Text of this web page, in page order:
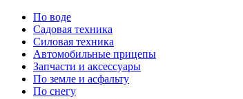
По воде
Садовая техника
Силовая техника
Автомобильные прицепы
Запчасти и аксессуары
По земле и асфальту
По снегу